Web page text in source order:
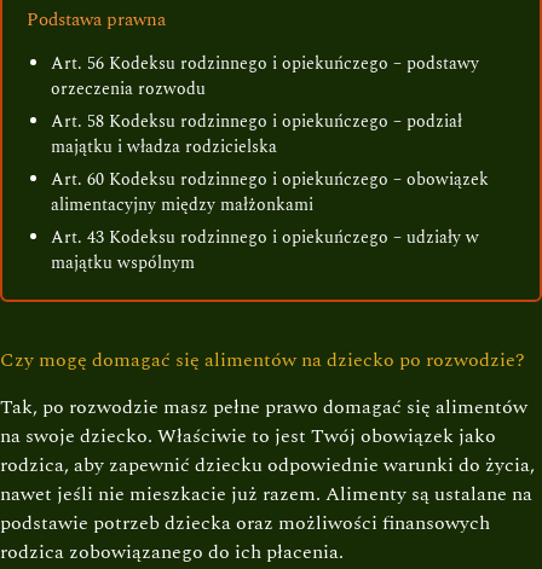
Podstawa prawna
Art. 56 Kodeksu rodzinnego i opiekuńczego – podstawy
orzeczenia rozwodu
Art. 58 Kodeksu rodzinnego i opiekuńczego – podział
majątku i władza rodzicielska
Art. 60 Kodeksu rodzinnego i opiekuńczego – obowiązek
alimentacyjny między małżonkami
Art. 43 Kodeksu rodzinnego i opiekuńczego – udziały w
majątku wspólnym
Czy mogę domagać się alimentów na dziecko po rozwodzie?
Tak, po rozwodzie masz pełne prawo domagać się alimentów
na swoje dziecko. Właściwie to jest Twój obowiązek jako
rodzica, aby zapewnić dziecku odpowiednie warunki do życia,
nawet jeśli nie mieszkacie już razem. Alimenty są ustalane na
podstawie potrzeb dziecka oraz możliwości finansowych
rodzica zobowiązanego do ich płacenia.